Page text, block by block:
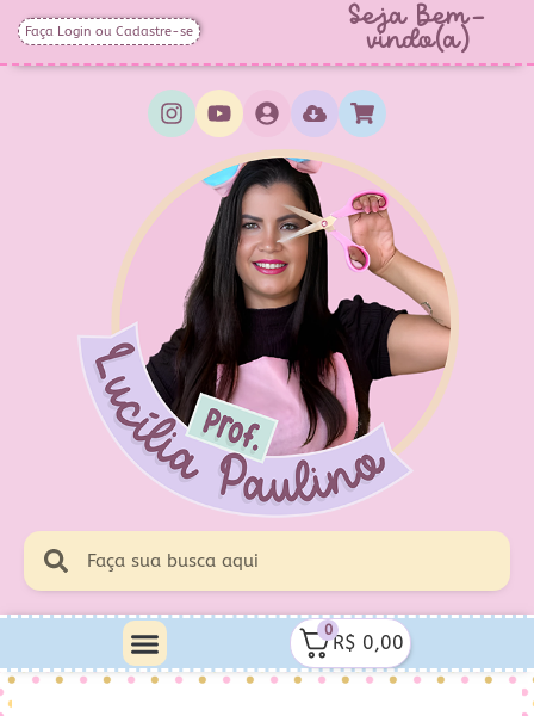
Faça Login ou Cadastre-se Seja Bem-
vindo(a)
0
R$ 0,00